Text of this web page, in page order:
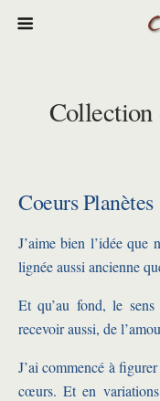
Collection
Coeurs Planètes
J’aime bien l’idée que
lignée aussi ancienne
Et qu’au fond, le
recevoir aussi, de
J’ai commencé à
cœurs. Et en